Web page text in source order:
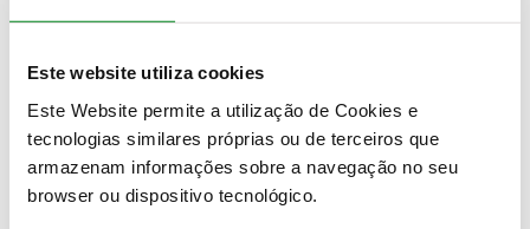
Este website utiliza cookies
Este Website permite a utilização de Cookies e
tecnologias similares próprias ou de terceiros que
armazenam informações sobre a navegação no seu
browser ou dispositivo tecnológico.
(-6,3% para 163.615).
O Reino Unido viu, no primeiro mês do ano, as
vendas descerem pelo décimo mês consecutivo
contra os crescimentos verificados em Espanha
(+20,3% para 101.661 unidades), Alemanha